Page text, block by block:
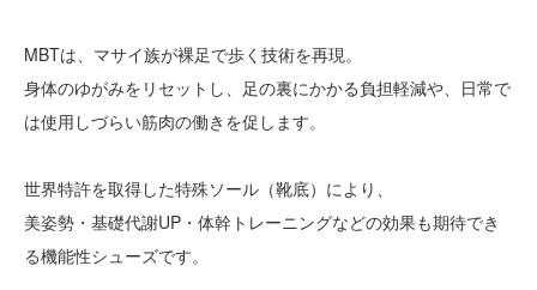
MBTは、マサイ族が裸足で歩く技術を再現。
身体のゆがみをリセットし、足の裏にかかる負担軽減や、日常で
は使用しづらい筋肉の働きを促します。
世界特許を取得した特殊ソール（靴底）により、
美姿勢・基礎代謝UP・体幹トレーニングなどの効果も期待でき
る機能性シューズです。